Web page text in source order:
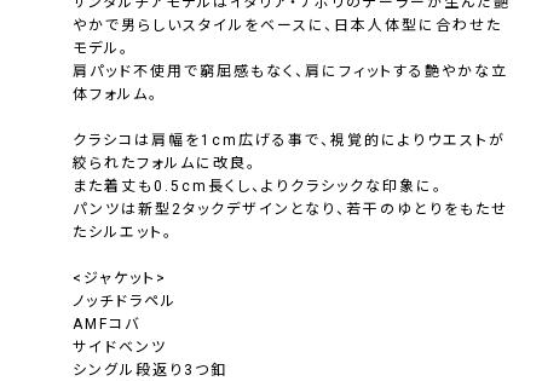
やかで男らしいスタイルをベースに、日本人体型に合わせた
モデル。
肩パッド不使用で窮屈感もなく、肩にフィットする艶やかな立
体フォルム。
クラシコは肩幅を1cm広げる事で、視覚的によりウエストが
絞られたフォルムに改良。
また着丈も0.5cm長くし、よりクラシックな印象に。
パンツは新型2タックデザインとなり、若干のゆとりをもたせ
たシルエット。
<ジャケット>
ノッチドラペル
AMFコバ
サイドベンツ
シングル段返り3つ釦